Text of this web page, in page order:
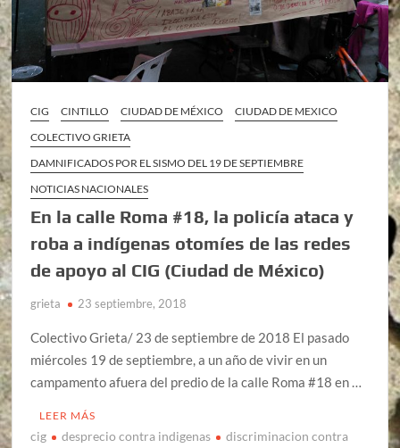
CIG CINTILLO CIUDAD DE MÉXICO
CIUDAD DE MEXICO
COLECTIVO GRIETA
DAMNIFICADOS POR EL SISMO DEL 19 DE SEPTIEMBRE
NOTICIAS NACIONALES
En la calle Roma #18, la policía ataca y
roba a indígenas otomíes de las redes
de apoyo al CIG (Ciudad de México)
grieta 23 septiembre, 2018
Colectivo Grieta/ 23 de septiembre de 2018 El pasado
miércoles 19 de septiembre, a un año de vivir en un
campamento afuera del predio de la calle Roma #18 en …
LEER MÁS
cig desprecio contra indigenas
discriminacion contra